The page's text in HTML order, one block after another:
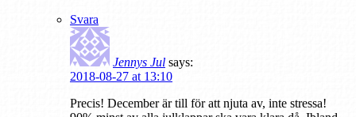
Svara
Jennys Jul says:
2018-08-27 at 13:10
Precis! December är till för att njuta av, inte stressa!